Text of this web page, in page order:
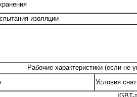
изоляции
Рабочие характеристики (если не
Условия